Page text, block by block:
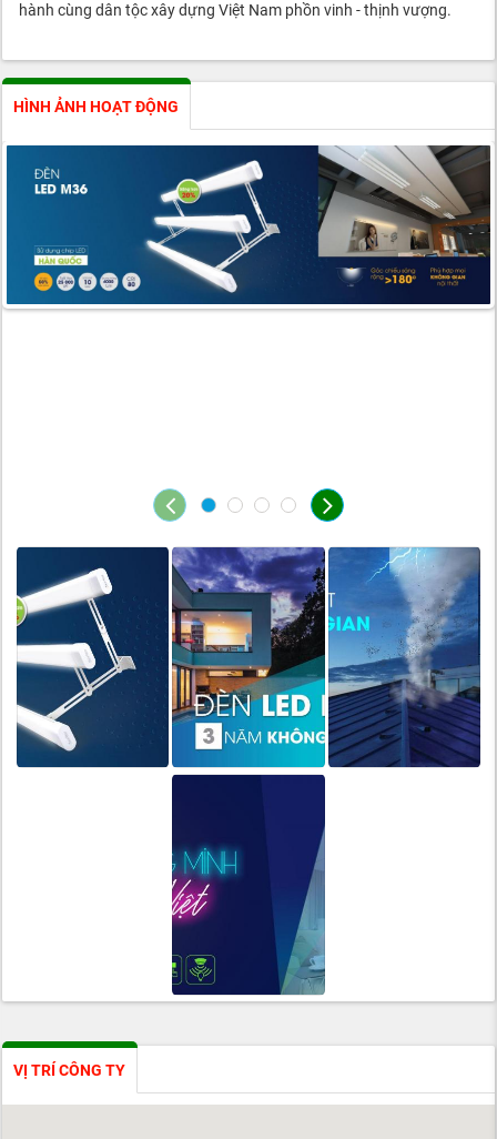
hành cùng dân tộc xây dựng Việt Nam phồn vinh - thịnh vượng.
HÌNH ẢNH HOẠT ĐỘNG
VỊ TRÍ CÔNG TY